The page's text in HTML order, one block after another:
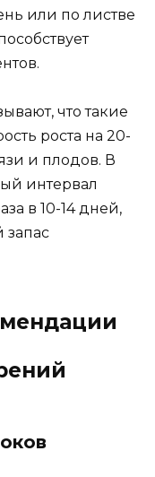
или по листве
что такие
роста на 20-
и плодов. В
интервал
в 10-14 дней,
запас